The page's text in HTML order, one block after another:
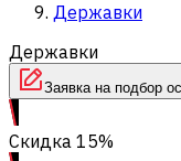
Державки
Державки
Заявка на подбор
Скидка 15%